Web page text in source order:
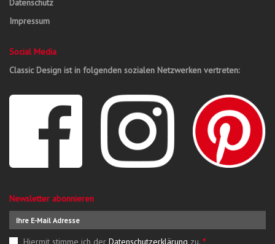
Datenschutz
Impressum
Social Media
Classic Design ist in folgenden sozialen Netzwerken vertreten:
Newsletter abonnieren
Hiermit stimme ich der Datenschutzerklärung zu. *